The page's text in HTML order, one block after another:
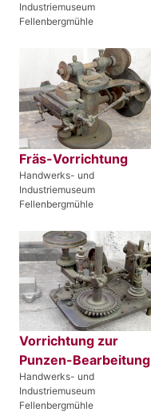
Industriemuseum
Fellenbergmühle
Fräs-Vorrichtung
Handwerks- und
Industriemuseum
Fellenbergmühle
Vorrichtung zur
Punzen-Bearbeitung
Handwerks- und
Industriemuseum
Fellenbergmühle